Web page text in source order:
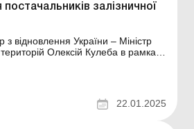
залізничної
з відновлення України – Міністр
Олексій Кулеба в рамках
поїздки Олексій
заводу оглянув повний
22.01.2025